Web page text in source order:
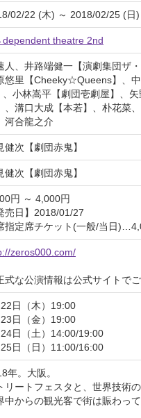
02/22 (木) ～ 2018/02/25 (日)
theatre 2nd
人、井路端健一【演劇集団ザ
悠里【Cheeky☆Queens】、
、小林嵩平【劇団壱劇屋】、
、溝口大成【本若】、朴花菜
河合龍之介
健次【劇団赤鬼】
健次【劇団赤鬼】
円 ～ 4,000円
売日】2018/01/27
指定席チケット(一般/当日
zeros000.com/
な公演情報は公式サイトでご
日（木）19:00
日（金）19:00
日（土）14:00/19:00
日（日）11:00/16:00
年。大阪。
リートフェスタと、世界技術
中からの観光客で街は賑わって